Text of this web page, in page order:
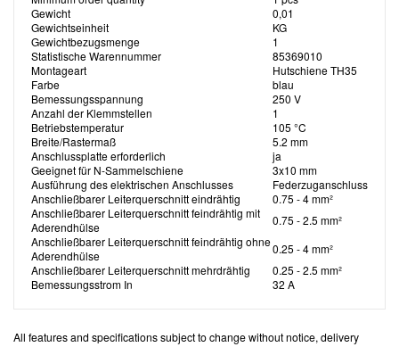
Gewicht
0,01
Gewichtseinheit
KG
Gewichtbezugsmenge
1
Statistische Warennummer
85369010
Montageart
Hutschiene TH35
Farbe
blau
Bemessungsspannung
250 V
Anzahl der Klemmstellen
1
Betriebstemperatur
105 °C
Breite/Rastermaß
5.2 mm
Anschlussplatte erforderlich
ja
Geeignet für N-Sammelschiene
3x10 mm
Ausführung des elektrischen Anschlusses
Federzuganschluss
Anschließbarer Leiterquerschnitt eindrähtig
0.75 - 4 mm²
Anschließbarer Leiterquerschnitt feindrähtig mit
Aderendhülse
0.75 - 2.5 mm²
Anschließbarer Leiterquerschnitt feindrähtig ohne
Aderendhülse
0.25 - 4 mm²
Anschließbarer Leiterquerschnitt mehrdrähtig
0.25 - 2.5 mm²
Bemessungsstrom In
32 A
All features and specifications subject to change without notice, delivery